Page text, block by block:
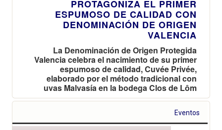
PROTAGONIZA EL PRIMER
ESPUMOSO DE CALIDAD CON
DENOMINACIÓN DE ORIGEN
VALENCIA
La Denominación de Origen Protegida
Valencia celebra el nacimiento de su primer
espumoso de calidad, Cuvée Privée,
elaborado por el método tradicional con
uvas Malvasía en la bodega Clos de Lôm
Eventos